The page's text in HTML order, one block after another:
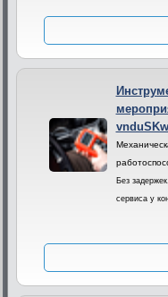
Без
сервиса у